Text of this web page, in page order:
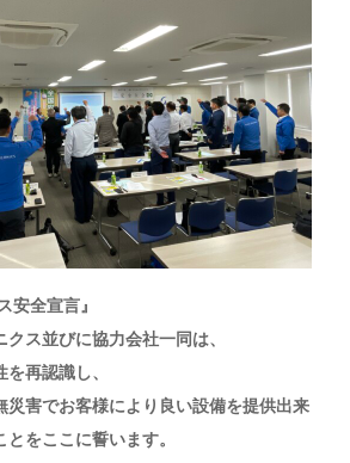
安全宣言』
ス並びに協力会社一同は、
再認識し、
災害でお客様により良い設備を提供出来
をここに誓います。